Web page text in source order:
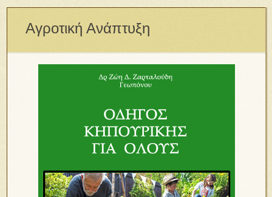
Αγροτική Ανάπτυξη